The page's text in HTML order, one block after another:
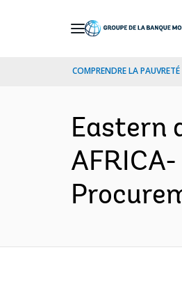
COMPRENDRE LA PAUVRETÉ
Eastern